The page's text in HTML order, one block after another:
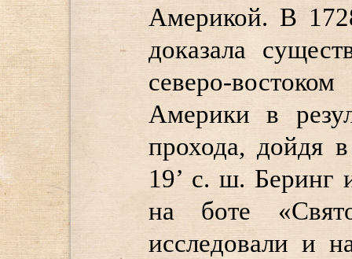
Америкой. В
доказала
северо-
Америки в
прохода, дойдя
19’ с. ш. Беринг
на боте
исследовали и